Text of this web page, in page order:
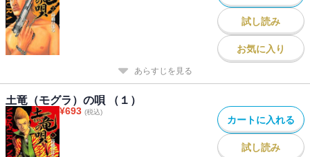
試し読み
お気に入り
あらすじを見る
土竜（モグラ）の唄 （１）
¥693 (税込)
カートに入れる
試し読み